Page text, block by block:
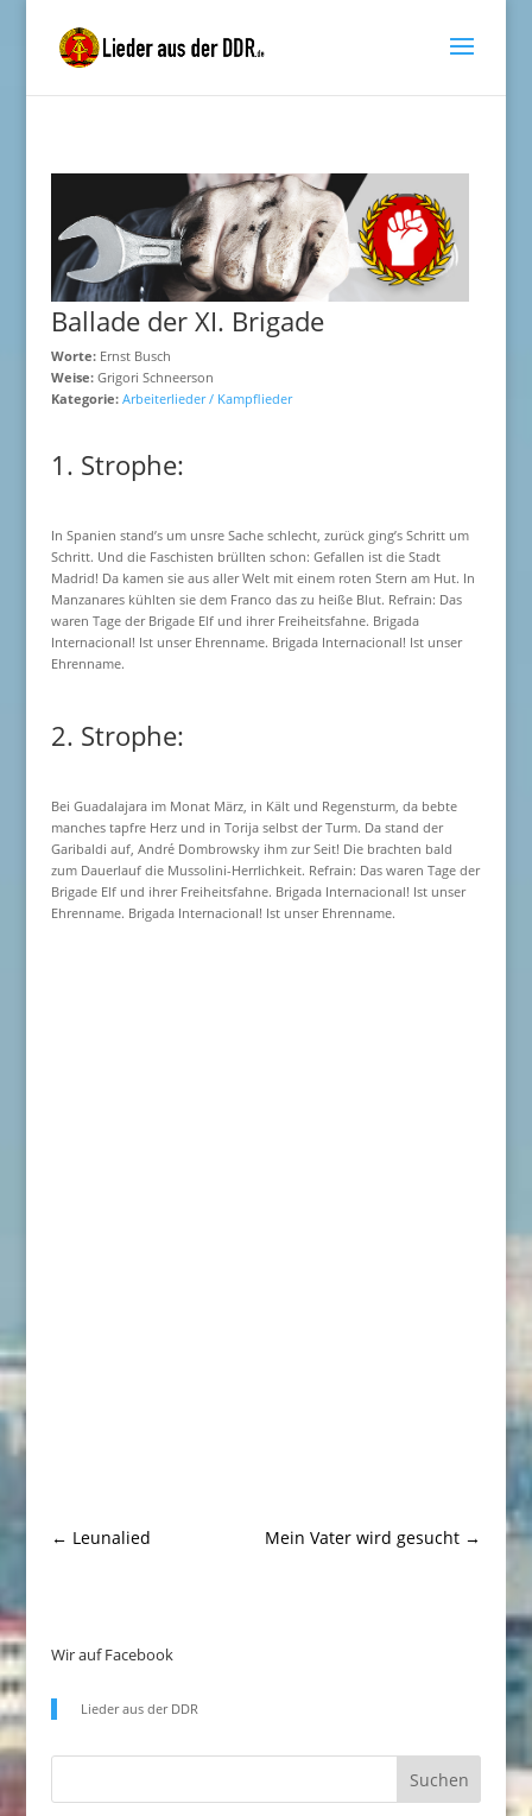
Ballade der XI. Brigade
Worte:Ernst Busch
Weise:Grigori Schneerson
Kategorie: Arbeiterlieder / Kampflieder
1. Strophe:
In Spanien stand’s um unsre Sache schlecht, zurück ging’s Schritt um
Schritt. Und die Faschisten brüllten schon: Gefallen ist die Stadt
Madrid! Da kamen sie aus aller Welt mit einem roten Stern am Hut. In
Manzanares kühlten sie dem Franco das zu heiße Blut. Refrain: Das
waren Tage der Brigade Elf und ihrer Freiheitsfahne. Brigada
Internacional! Ist unser Ehrenname. Brigada Internacional! Ist unser
Ehrenname.
2. Strophe:
Bei Guadalajara im Monat März, in Kält und Regensturm, da bebte
manches tapfre Herz und in Torija selbst der Turm. Da stand der
Garibaldi auf, André Dombrowsky ihm zur Seit! Die brachten bald
zum Dauerlauf die Mussolini-Herrlichkeit. Refrain: Das waren Tage der
Brigade Elf und ihrer Freiheitsfahne. Brigada Internacional! Ist unser
Ehrenname. Brigada Internacional! Ist unser Ehrenname.
← Leunalied Mein Vater wird gesucht →
Wir auf Facebook
Lieder aus der DDR